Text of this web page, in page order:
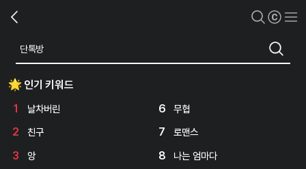
인기 키워드
1
날차버린
2 친구
3 앙
6 무협
7 로맨스
8 나는 엄마다